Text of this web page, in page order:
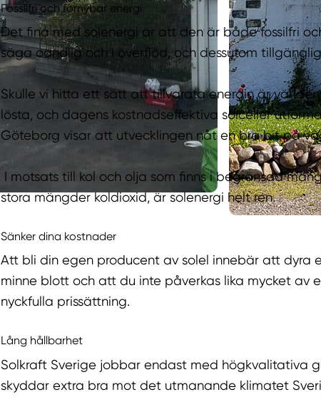
Fossilfri och förnybar energi
Det fina med solenergi är att den är både fossilfri
säga oändlig och i överflöd, och dessutom
Skulle vi hitta ett sätt att tillvarata energin är
lösta, och dagens kostnadseffektiva solceller
Göteborg visar att utvecklingen nåt en bra bit på
I motsats till kol och olja som finns i begränsad
stora mängder koldioxid, är solenergi helt ren.
Sänker dina kostnader
Att bli din egen producent av solel innebär att dyra
minne blott och att du inte påverkas lika mycket av
nyckfulla prissättning.
Lång hållbarhet
Solkraft Sverige jobbar endast med högkvalitativa
skyddar extra bra mot det utmanande klimatet